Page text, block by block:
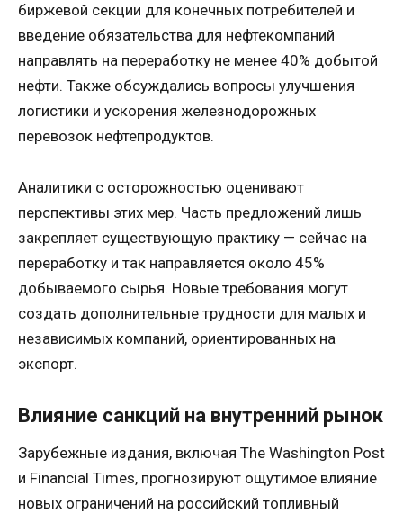
биржевой секции для конечных потребителей и
введение обязательства для нефтекомпаний
направлять на переработку не менее 40% добытой
нефти. Также обсуждались вопросы улучшения
логистики и ускорения железнодорожных
перевозок нефтепродуктов.
Аналитики с осторожностью оценивают
перспективы этих мер. Часть предложений лишь
закрепляет существующую практику — сейчас на
переработку и так направляется около 45%
добываемого сырья. Новые требования могут
создать дополнительные трудности для малых и
независимых компаний, ориентированных на
экспорт.
Влияние санкций на внутренний рынок
Зарубежные издания, включая The Washington Post
и Financial Times, прогнозируют ощутимое влияние
новых ограничений на российский топливный